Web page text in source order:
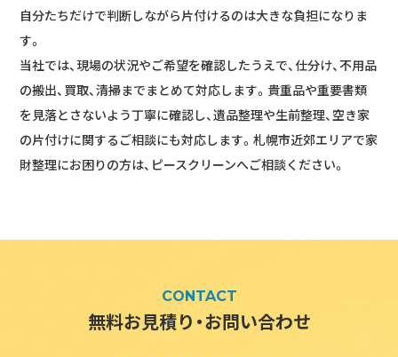
自分たちだけで判断しながら片付けるのは大きな負担になりま
す。
当社では、現場の状況やご希望を確認したうえで、仕分け、不用品
の搬出、買取、清掃までまとめて対応します。貴重品や重要書類
を見落とさないよう丁寧に確認し、遺品整理や生前整理、空き家
の片付けに関するご相談にも対応します。札幌市近郊エリアで家
財整理にお困りの方は、ピースクリーンへご相談ください。
CONTACT
無料お見積り・お問い合わせ